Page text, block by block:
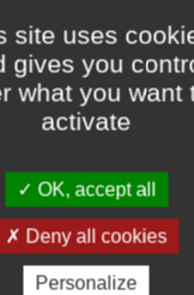
site uses
gives you
what you want
activate
OK, accept all
Deny all cookies
Personalize
écoles
le moment